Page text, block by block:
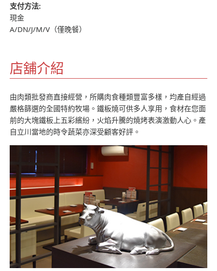
支付方法:
現金
A/DN/J/M/V（僅晚餐）
店舖介紹
由肉類批發商直接經營，所購肉食種類豐富多樣，均產自經過
嚴格篩選的全國特約牧場。鐵板燒可供多人享用，食材在您面
前的大塊鐵板上五彩繽紛，火焰升騰的燒烤表演激動人心。產
自立川當地的時令蔬菜亦深受顧客好評。